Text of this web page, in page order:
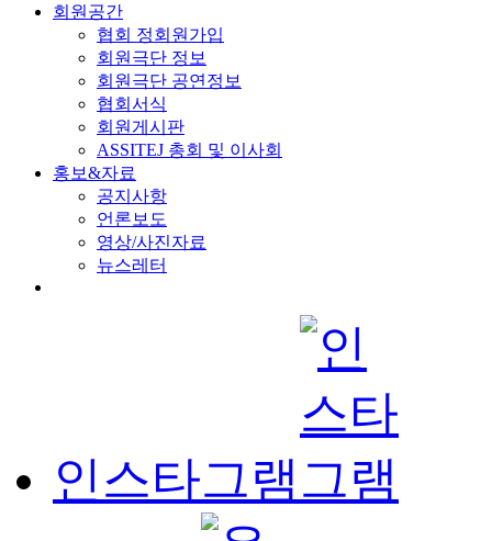
회원공간
협회 정회원가입
회원극단 정보
회원극단 공연정보
협회서식
회원게시판
ASSITEJ 총회 및 이사회
홍보&자료
공지사항
언론보도
영상/사진자료
뉴스레터
인스타그램